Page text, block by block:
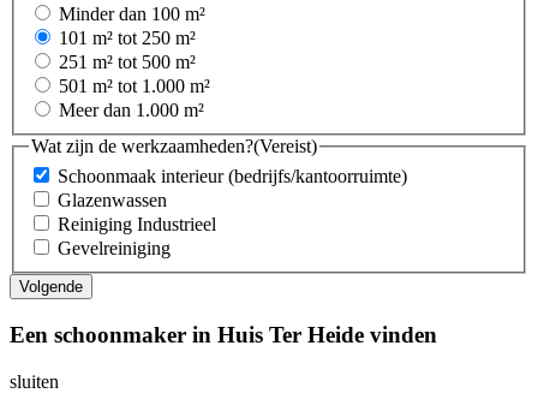
Minder dan 100 m²
101 m² tot 250 m²
251 m² tot 500 m²
501 m² tot 1.000 m²
Meer dan 1.000 m²
Wat zijn de werkzaamheden?(Vereist)
Schoonmaak interieur (bedrijfs/kantoorruimte)
Glazenwassen
Reiniging Industrieel
Gevelreiniging
Een schoonmaker in Huis Ter Heide vinden
sluiten